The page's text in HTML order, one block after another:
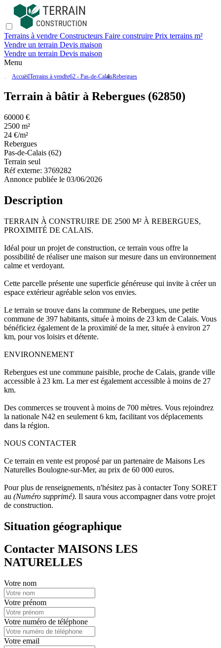
Terrains à vendre Constructeurs Faire construire Prix terrains m²
Vendre un terrain Devis maison
Vendre un terrain Devis maison
Menu
AccueilTerrains à vendre62 - Pas-de-CalaisRebergues
Terrain à bâtir à Rebergues (62850)
60000 €
2500 m²
24 €/m²
Rebergues
Pas-de-Calais (62)
Terrain seul
Réf externe: 3769282
Annonce publiée le 03/06/2026
Description
TERRAIN À CONSTRUIRE DE 2500 M² À REBERGUES,
PROXIMITÉ DE CALAIS.
Idéal pour un projet de construction, ce terrain vous offre la
possibilité de réaliser une maison sur mesure dans un environnement
calme et verdoyant.
Cette parcelle présente une superficie généreuse qui invite à créer un
espace extérieur agréable selon vos envies.
Le terrain se trouve dans la commune de Rebergues, une petite
commune de 397 habitants, située à moins de 23 km de Calais. Vous
bénéficiez également de la proximité de la mer, située à environ 27
km, pour vos loisirs et détente.
ENVIRONNEMENT
Rebergues est une commune paisible, proche de Calais, grande ville
accessible à 23 km. La mer est également accessible à moins de 27
km.
Des commerces se trouvent à moins de 700 mètres. Vous rejoindrez
la nationale N42 en seulement 6 km, facilitant vos déplacements
dans la région.
NOUS CONTACTER
Ce terrain en vente est proposé par un partenaire de Maisons Les
Naturelles Boulogne-sur-Mer, au prix de 60 000 euros.
Pour plus de renseignements, n'hésitez pas à contacter Tony SORET
au (Numéro supprimé). Il saura vous accompagner dans votre projet
de construction.
Situation géographique
Contacter MAISONS LES
NATURELLES
Votre nom
Votre prénom
Votre numéro de téléphone
Votre email